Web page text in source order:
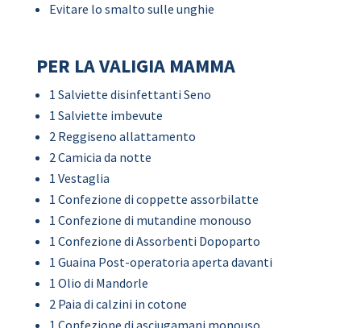
Evitare lo smalto sulle unghie
PER LA VALIGIA MAMMA
1 Salviette disinfettanti Seno
1 Salviette imbevute
2 Reggiseno allattamento
2 Camicia da notte
1 Vestaglia
1 Confezione di coppette assorbilatte
1 Confezione di mutandine monouso
1 Confezione di Assorbenti Dopoparto
1 Guaina Post-operatoria aperta davanti
1 Olio di Mandorle
2 Paia di calzini in cotone
1 Confezione di asciugamani monouso